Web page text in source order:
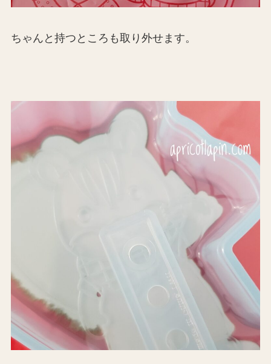
ちゃんと持つところも取り外せます。